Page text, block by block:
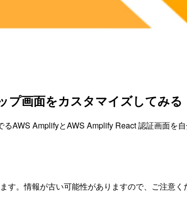
画面をカスタマイズしてみる
AWS AmplifyとAWS Amplify React 認証画面を
。情報が古い可能性がありますので、ご注意く